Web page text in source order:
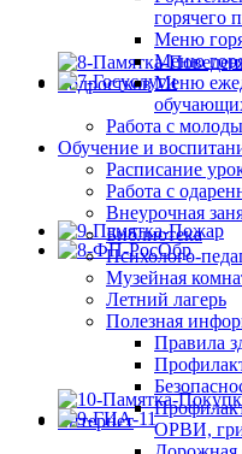
горячего
Меню
Меню
Меню
Работа с
Обучение и
Расписание
Работа с
Внеурочная
Библиотека
Психолого-
Музейная
Летний лагерь
Полезная
Правила
ОРВИ,